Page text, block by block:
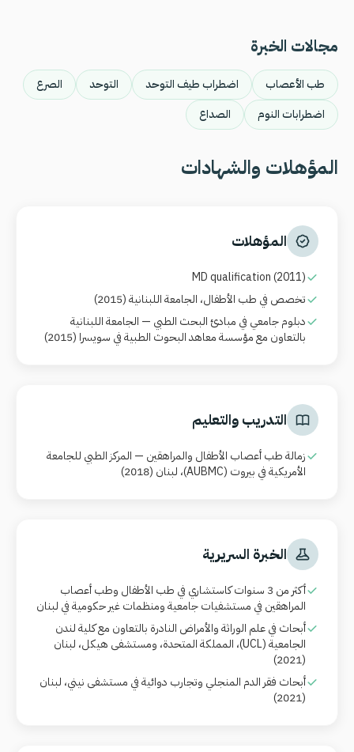
مجالات الخبرة
طب الأعصاب اضطراب طيف التوحد التوحد
الصرع
اضطرابات النوم
الصداع
المؤهلات والشهادات
المؤهلات
MD qualification (2011)
تخصص في طب الأطفال، الجامعة اللبنانية (2015)
دبلوم جامعي في مبادئ البحث الطبي — الجامعة اللبنانية
بالتعاون مع مؤسسة معاهد البحوث الطبية في سويسرا (2015)
التدريب والتعليم
زمالة طب أعصاب الأطفال والمراهقين — المركز الطبي للجامعة
الأمريكية في بيروت (AUBMC)، لبنان (2018)
الخبرة السريرية
أكثر من 3 سنوات كاستشاري في طب الأطفال وطب أعصاب
المراهقين في مستشفيات جامعية ومنظمات غير حكومية في لبنان
أبحاث في علم الوراثة والأمراض النادرة بالتعاون مع كلية لندن
الجامعية(UCL)، المملكة المتحدة، ومستشفى هيكل، لبنان
(2021)
أبحاث فقر الدم المنجلي وتجارب دوائية في مستشفى نيني، لبنان
(2021)